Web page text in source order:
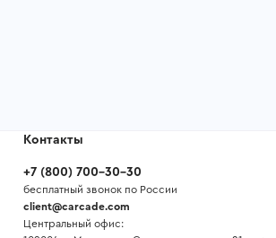
Контакты
+7 (800) 700-30-30
бесплатный звонок по России
client@carcade.com
Центральный офис: